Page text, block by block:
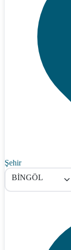
Şehir
BİNGÖL